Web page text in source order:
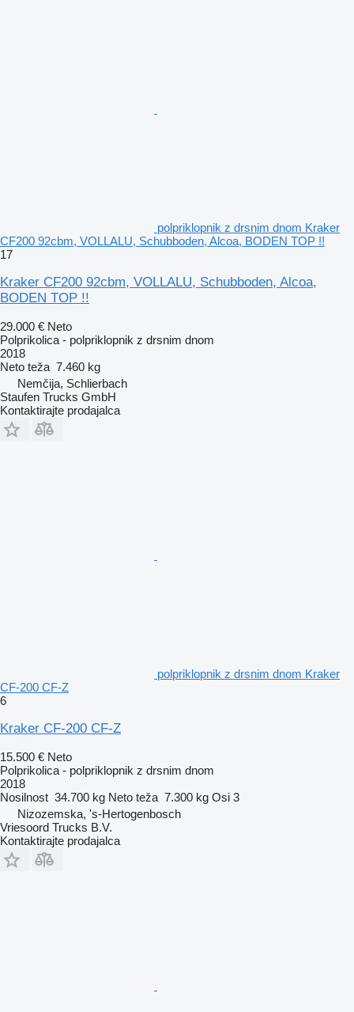
polpriklopnik z drsnim dnom Kraker
CF200 92cbm, VOLLALU, Schubboden, Alcoa, BODEN TOP !!
17
Kraker CF200 92cbm, VOLLALU, Schubboden, Alcoa,
BODEN TOP !!
29.000 € Neto
Polprikolica - polpriklopnik z drsnim dnom
2018
Neto teža 7.460 kg
Nemčija, Schlierbach
Staufen Trucks GmbH
Kontaktirajte prodajalca
polpriklopnik z drsnim dnom Kraker
CF-200 CF-Z
6
Kraker CF-200 CF-Z
15.500 € Neto
Polprikolica - polpriklopnik z drsnim dnom
2018
Nosilnost 34.700 kg Neto teža 7.300 kg Osi 3
Nizozemska, 's-Hertogenbosch
Vriesoord Trucks B.V.
Kontaktirajte prodajalca